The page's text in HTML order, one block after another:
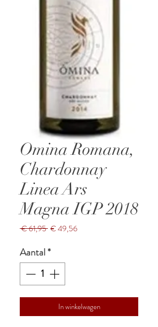
Omina Romana,
Chardonnay
Linea Ars
Magna IGP 2018
€ 61,95 Normale
€ 49,56Verkoopprijs
Aantal*
In winkelwagen